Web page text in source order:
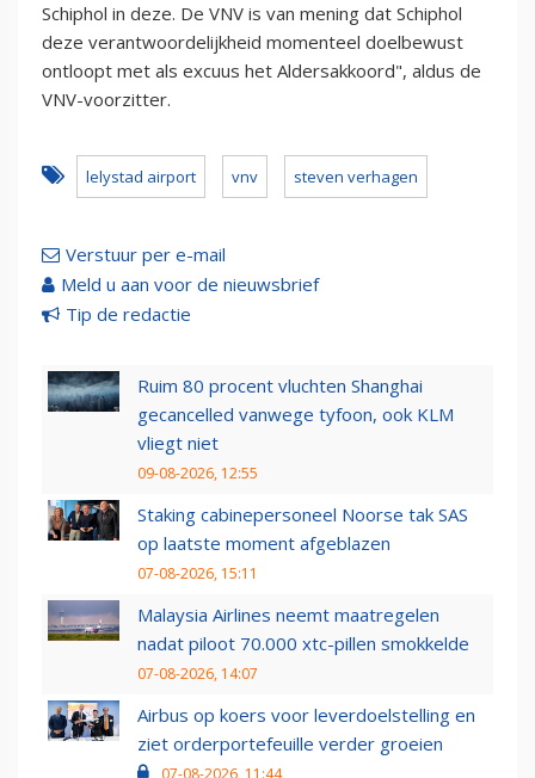
Schiphol in deze. De VNV is van mening dat Schiphol
deze verantwoordelijkheid momenteel doelbewust
ontloopt met als excuus het Aldersakkoord", aldus de
VNV-voorzitter.
lelystad airport vnv steven verhagen
Verstuur per e-mail
Meld u aan voor de nieuwsbrief
Tip de redactie
Ruim 80 procent vluchten Shanghai
gecancelled vanwege tyfoon, ook KLM
vliegt niet
09-08-2026, 12:55
Staking cabinepersoneel Noorse tak SAS
op laatste moment afgeblazen
07-08-2026, 15:11
Malaysia Airlines neemt maatregelen
nadat piloot 70.000 xtc-pillen smokkelde
07-08-2026, 14:07
Airbus op koers voor leverdoelstelling en
ziet orderportefeuille verder groeien
07-08-2026, 11:44